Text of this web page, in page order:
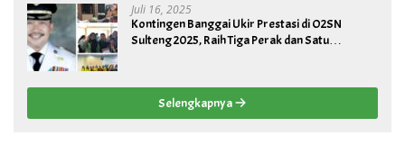
Juli 16, 2025
Kontingen Banggai Ukir Prestasi di O2SN
Sulteng 2025, Raih Tiga Perak dan Satu
Selengkapnya